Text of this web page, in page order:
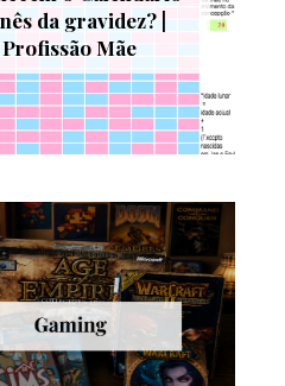
da gravidez? |
Profissão Mãe